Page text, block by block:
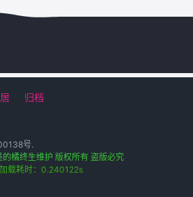
归档
号.
橘终生维护 版权所有 盗版必究
载耗时：0.240122s